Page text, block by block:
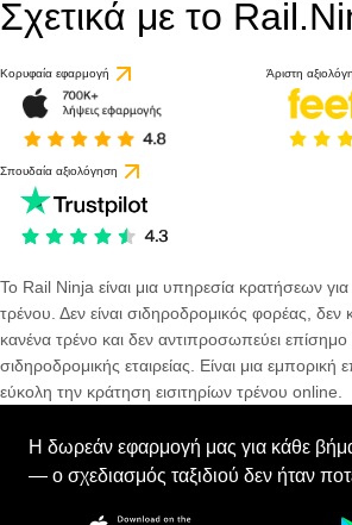
Σχετικά με το
Κορυφαία εφαρμογή Άριστη
Σπουδαία αξιολόγηση
Το Rail Ninja είναι μια υπηρεσία κρατήσεων
τρένου. Δεν είναι σιδηροδρομικός φορέας, δεν
κανένα τρένο και δεν αντιπροσωπεύει επίσημο
σιδηροδρομικής εταιρείας. Είναι μια εμπορική
εύκολη την κράτηση εισιτηρίων τρένου online.
Η δωρεάν εφαρμογή μας για κάθε
— ο σχεδιασμός ταξιδιού δεν ήταν